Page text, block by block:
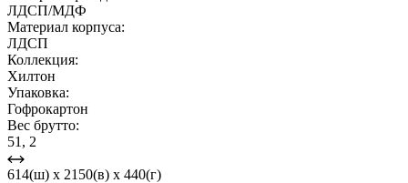
ЛДСП/МДФ
Материал корпуса:
ЛДСП
Коллекция:
Хилтон
Упаковка:
Гофрокартон
Вес брутто:
51, 2
614(ш) x 2150(в) x 440(г)